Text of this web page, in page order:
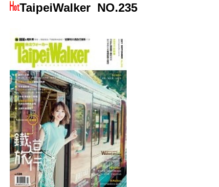
TaipeiWalker NO.235